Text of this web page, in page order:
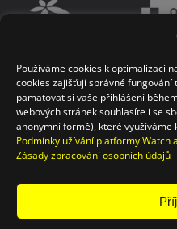
Používáme cookies k optimalizaci
cookies zajišťují správné
pamatovat si vaše přihlášení
webových stránek souhlasíte i se
anonymní formě), které využíváme
Podmínky užívání platformy Watch
Zásady zpracování osobních údajů
PODMÍNKY UŽÍVÁNÍ PLATFORMY
KONTAKT